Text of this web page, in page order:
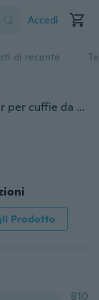
Accedi
di recente
Adattatore per convertitore audio splitter per cuffie da USB da tipo C a 3,5 mm portatile da 1 PC
Prodotto
810